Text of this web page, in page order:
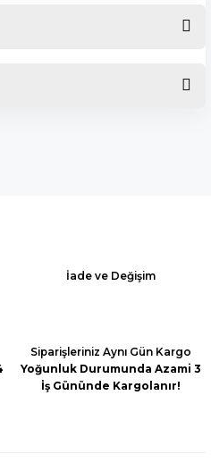
ederiz.
İade ve Değişim
Siparişleriniz Aynı Gün Kargo
Yoğunluk Durumunda Azami 3
İş Gününde Kargolanır!